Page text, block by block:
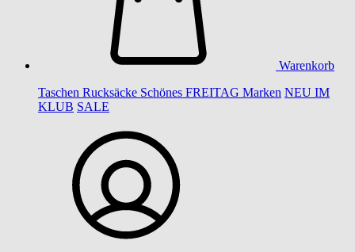
Warenkorb
Taschen Rucksäcke Schönes FREITAG Marken NEU IM
KLUB SALE